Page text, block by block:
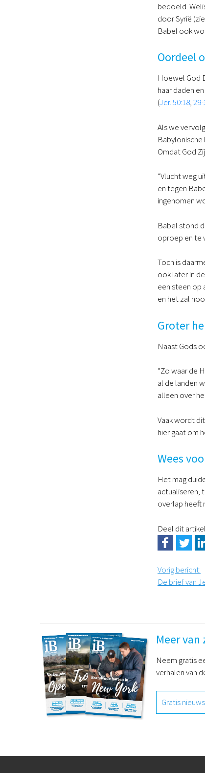
bedoeld.
door Syrië
Babel ook
Oordeel
Hoewel God
haar daden
(Jer. 50:18,
Als we
Babylonische
Omdat God
“Vlucht weg
en tegen
ingenomen
Babel stond
oproep en te
Toch is
ook later in
een steen op
en het zal
Groter
Naast Gods
“Zo waar de
al de landen
alleen over
Vaak wordt
hier gaat om
Wees
Het mag
actualiseren,
overlap heeft
Deel dit
Vorig bericht:
De brief van
Meer
Neem gratis
verhalen van
Gratis